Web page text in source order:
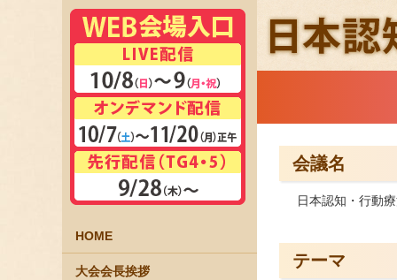
HOME
大会会長挨拶
会議名
日本認知・行動
テーマ